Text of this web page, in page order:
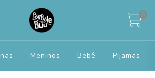
0
Meninos Bebê Pijamas